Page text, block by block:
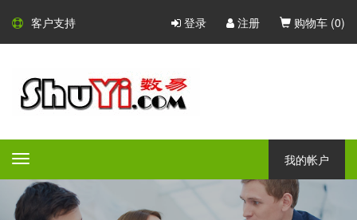
客户支持 登录 注册 购物车 (0)
Toggle
navigation
我的帐户